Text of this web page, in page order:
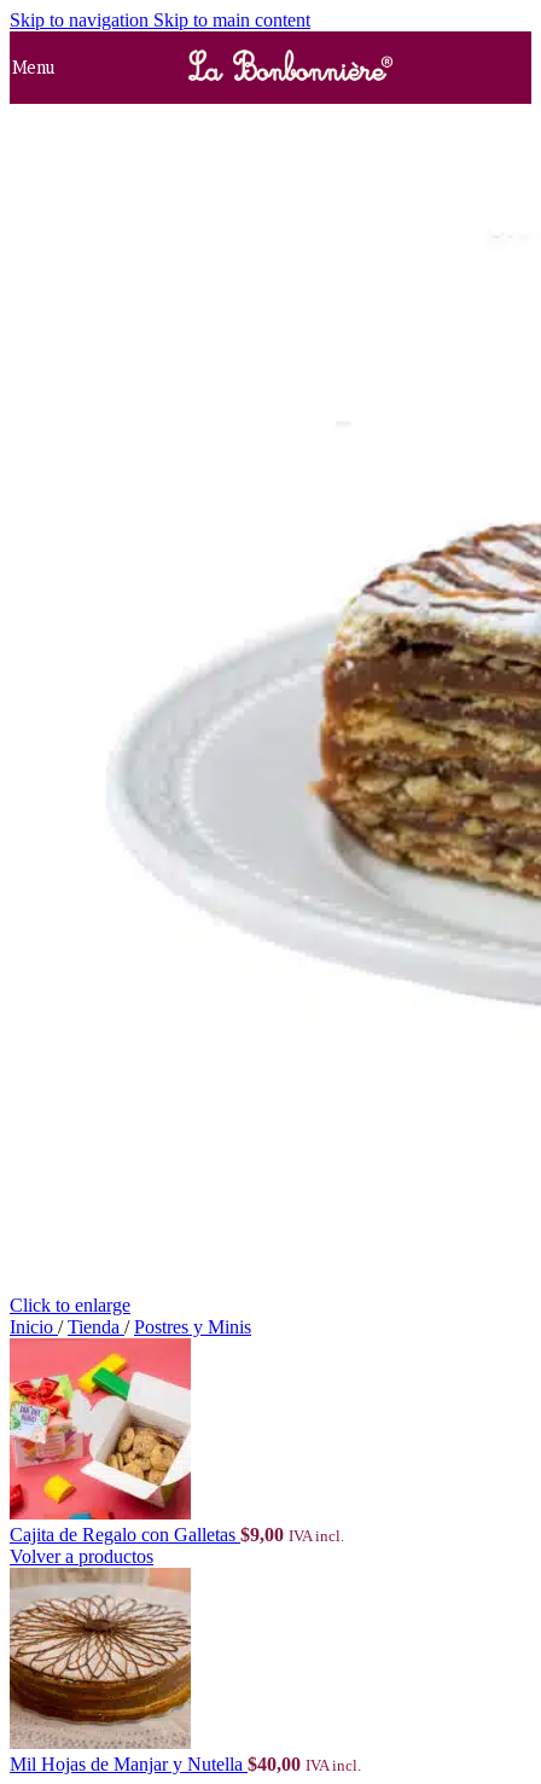
Skip to navigation Skip to main content
Menu
Click to enlarge
Inicio / Tienda / Postres y Minis
Cajita de Regalo con Galletas $9,00 IVA incl.
Volver a productos
Mil Hojas de Manjar y Nutella $40,00 IVA incl.